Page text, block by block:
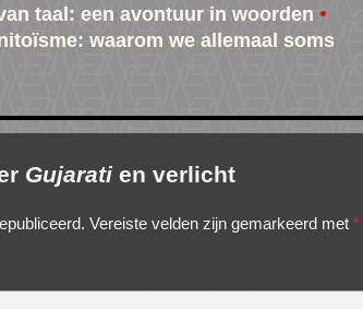
taal: een avontuur in woorden
waarom we allemaal soms
Gujarati en verlicht
Vereiste velden zijn gemarkeerd met *